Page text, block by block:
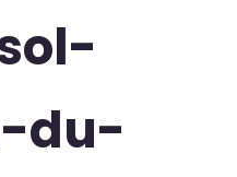
du-